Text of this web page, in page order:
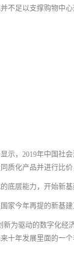
足以支撑购物中
示，2019年中国社
化产品并进行比
底层能力，开始新基
家今年再提的新基建
为驱动的数字化
十年发展里面的一